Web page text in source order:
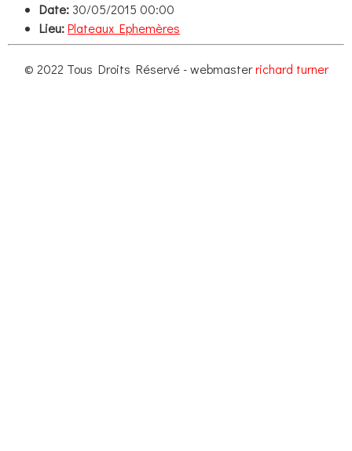
Date: 30/05/2015 00:00
Lieu:Plateaux Ephemères
© 2022 Tous Droits Réservé - webmasterrichard turner